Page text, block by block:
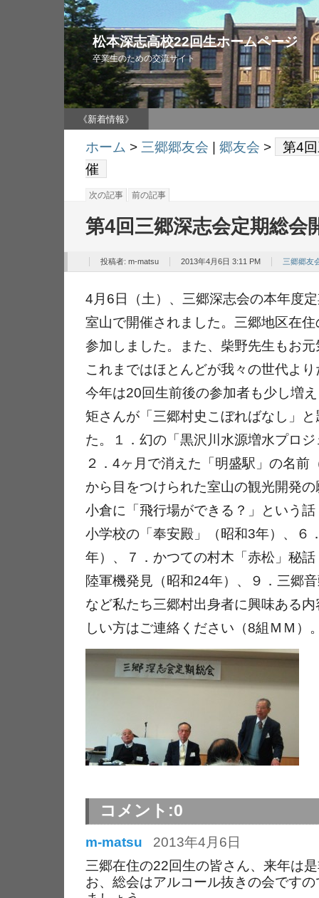
松本深志高校22回生ホームページ
卒業生のための交流サイト
《新着情報》
ホーム > 三郷郷友会 | 郷友会 >
第4
催
次の記事 前の記事
第4回三郷深志会定期総会
投稿者: m-matsu 2013年4月6日 3:11 PM 三郷郷友
4月6日（土）、三郷深志会の本年度
室山で開催されました。三郷地区在
参加しました。また、柴野先生もお
これまではほとんどが我々の世代よ
今年は20回生前後の参加者も少し増
矩さんが「三郷村史こぼればなし」
た。１．幻の「黒沢川水源増水プロ
２．4ヶ月で消えた「明盛駅」の名前
から目をつけられた室山の観光開発
小倉に「飛行場ができる？」という
小学校の「奉安殿」（昭和3年）、６
年）、７．かつての村木「赤松」秘
陸軍機発見（昭和24年）、９．三郷
など私たち三郷村出身者に興味ある
しい方はご連絡ください（8組ＭＭ）
コメント:0
m-matsu
2013年4月6日
三郷在住の22回生の皆さん、来年は
お、総会はアルコール抜きの会です